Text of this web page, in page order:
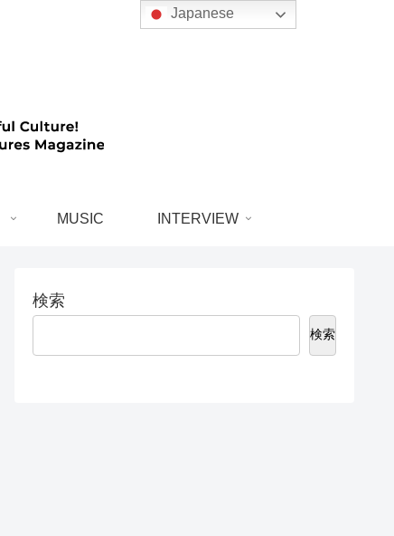
MUSIC INTERVIEW
検索
検索
Japanese